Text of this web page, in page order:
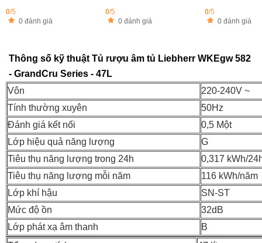
0/5
0 đánh giá
0/5
0 đánh giá
0/5
0 đánh giá
Thông số kỹ thuật Tủ rượu âm tủ Liebherr WKEgw 582
- GrandCru Series - 47L
Vôn
220-240V ~
Tính thường xuyên
50Hz
Đánh giá kết nối
0,5 Một
Lớp hiệu quả năng lượng
G
Tiêu thụ năng lượng trong 24h
0,317 kWh/
Tiêu thụ năng lượng mỗi năm
116 kWh/năm
Lớp khí hậu
SN-ST
Mức độ ồn
32dB
Lớp phát xạ âm thanh
B